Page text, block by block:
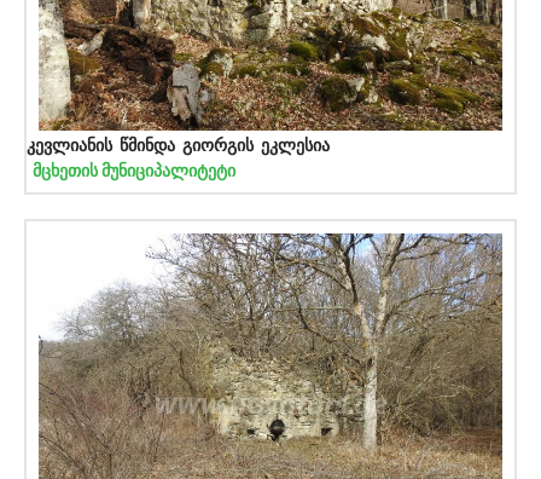
კევლიანის წმინდა გიორგის ეკლესია
მცხეთის მუნიციპალიტეტი